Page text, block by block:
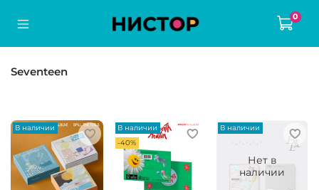
0
Seventeen
В наличии
В наличии
-40%
Нет в
наличии
В наличии